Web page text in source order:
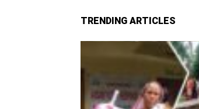
TRENDING ARTICLES